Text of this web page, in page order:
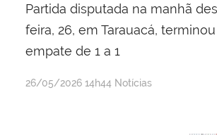
Partida disputada na manhã
feira, 26, em Tarauacá,
empate de 1 a 1
por
publicado
26/05/2026 14h44 Notícias